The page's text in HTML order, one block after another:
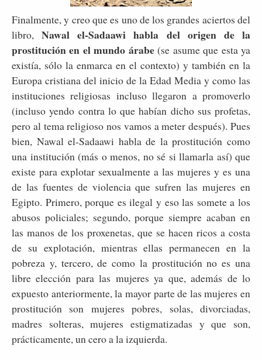
Finalmente, y creo que es uno de los grandes aciertos del
libro,Nawal el-Sadaawi habla del origen de la
prostitución en el mundo árabe(se asume que esta ya
existía, sólo la enmarca en el contexto) y también en la
Europa cristiana del inicio de la Edad Media y como las
instituciones religiosas incluso llegaron a promoverlo
(incluso yendo contra lo que habían dicho sus profetas,
pero al tema religioso nos vamos a meter después). Pues
bien, Nawal el-Sadaawi habla de la prostitución como
una institución (más o menos, no sé si llamarla así) que
existe para explotar sexualmente a las mujeres y es una
de las fuentes de violencia que sufren las mujeres en
Egipto. Primero, porque es ilegal y eso las somete a los
abusos policiales; segundo, porque siempre acaban en
las manos de los proxenetas, que se hacen ricos a costa
de su explotación, mientras ellas permanecen en la
pobreza y, tercero, de como la prostitución no es una
libre elección para las mujeres ya que, además de lo
expuesto anteriormente, la mayor parte de las mujeres en
prostitución son mujeres pobres, solas, divorciadas,
madres solteras, mujeres estigmatizadas y que son,
prácticamente, un cero a la izquierda.